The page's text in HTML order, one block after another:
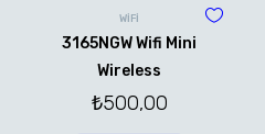
WİFİ
3165NGW Wifi Mini
Wireless
₺500,00